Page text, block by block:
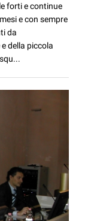
forti e continue
e con sempre
da
della piccola